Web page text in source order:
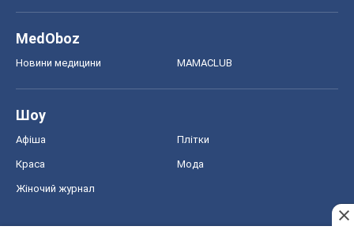
MedOboz
Новини медицини MAMACLUB
Шоу
Афіша Плітки
Краса Мода
Жіночий журнал